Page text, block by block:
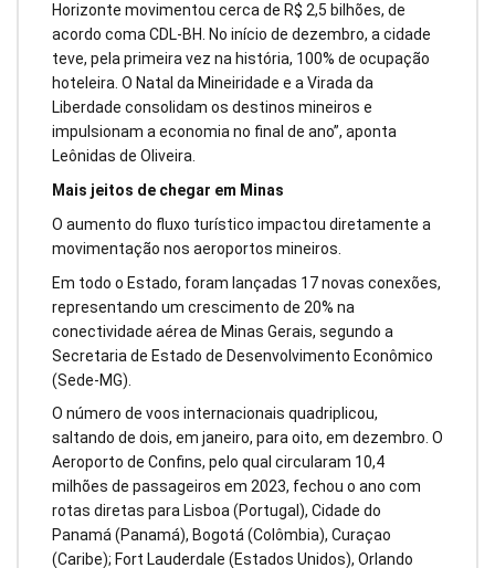
Horizonte movimentou cerca de R$ 2,5 bilhões, de
acordo coma CDL-BH. No início de dezembro, a cidade
teve, pela primeira vez na história, 100% de ocupação
hoteleira. O Natal da Mineiridade e a Virada da
Liberdade consolidam os destinos mineiros e
impulsionam a economia no final de ano”, aponta
Leônidas de Oliveira.
Mais jeitos de chegar em Minas
O aumento do fluxo turístico impactou diretamente a
movimentação nos aeroportos mineiros.
Em todo o Estado, foram lançadas 17 novas conexões,
representando um crescimento de 20% na
conectividade aérea de Minas Gerais, segundo a
Secretaria de Estado de Desenvolvimento Econômico
(Sede-MG).
O número de voos internacionais quadriplicou,
saltando de dois, em janeiro, para oito, em dezembro. O
Aeroporto de Confins, pelo qual circularam 10,4
milhões de passageiros em 2023, fechou o ano com
rotas diretas para Lisboa (Portugal), Cidade do
Panamá (Panamá), Bogotá (Colômbia), Curaçao
(Caribe); Fort Lauderdale (Estados Unidos), Orlando